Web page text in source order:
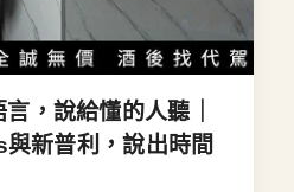
，說給懂的人聽｜
新普利，說出時間